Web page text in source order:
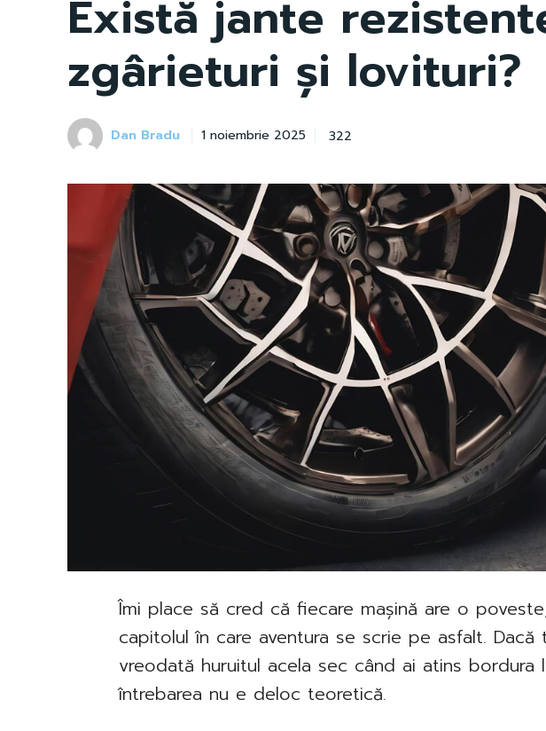
Există jante
zgârieturi și lovituri?
Dan Bradu 1 noiembrie 2025 322
Îmi place să cred că fiecare mașină are o
capitolul în care aventura se scrie pe asfalt. Dacă
vreodată huruitul acela sec când ai atins bordura
întrebarea nu e deloc teoretică.